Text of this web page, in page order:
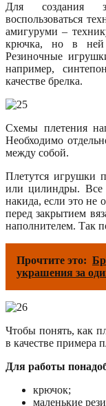
Для создания
воспользоваться
амигуруми –
крючка, но в ней
Резиночные
например,
качестве брелка.
Схемы плетения
Необходимо
между собой.
Плетутся игрушки
или цилиндры. Все
накида, если это не
перед закрытием
наполнителем. Так
Прочтите это:
украшения за
Чтобы понять, как
в качестве примера
Для работы
крючок;
маленькие